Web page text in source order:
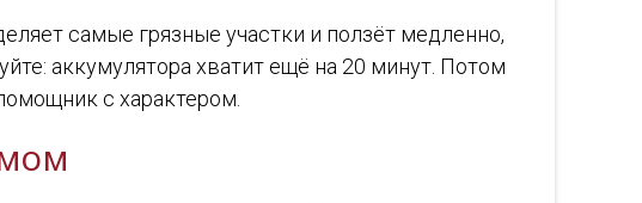
самые грязные участки и ползёт медленно,
аккумулятора хватит ещё на 20 минут. Потом
с характером.